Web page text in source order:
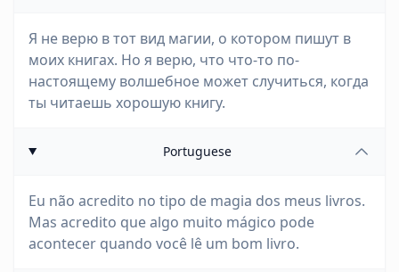
Я не верю в тот вид магии, о котором пишут в
моих книгах. Но я верю, что что-то по-
настоящему волшебное может случиться, когда
ты читаешь хорошую книгу.
Portuguese
Eu não acredito no tipo de magia dos meus livros.
Mas acredito que algo muito mágico pode
acontecer quando você lê um bom livro.